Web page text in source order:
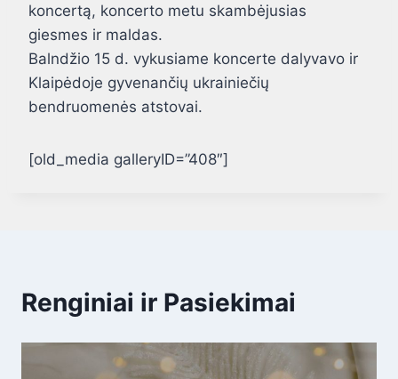
koncertą, koncerto metu skambėjusias
giesmes ir maldas.
Balndžio 15 d. vykusiame koncerte dalyvavo ir
Klaipėdoje gyvenančių ukrainiečių
bendruomenės atstovai.
[old_media galleryID=”408″]
Renginiai ir Pasiekimai